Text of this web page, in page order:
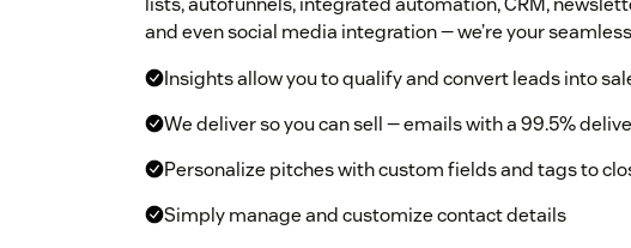
and even social media integration — we’re your
Insights allow you to qualify and convert leads into
We deliver so you can sell — emails with a 99.5%
Personalize pitches with custom fields and tags to
Simply manage and customize contact details